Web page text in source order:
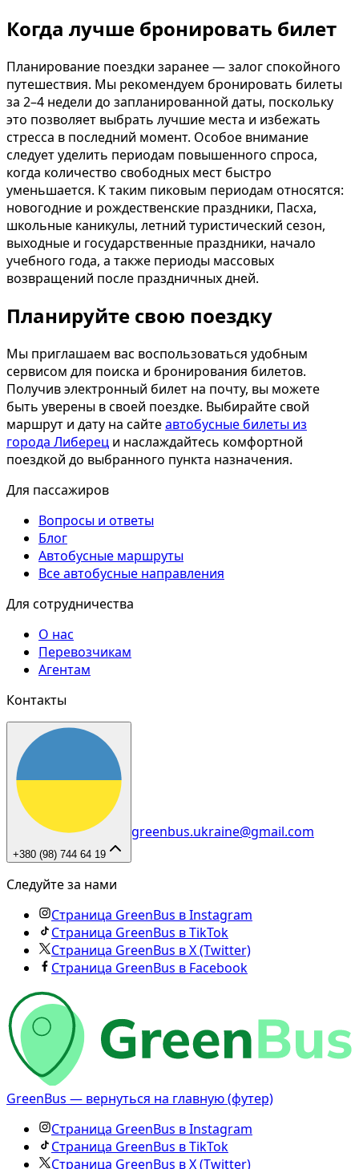
Когда лучше бронировать билет
Планирование поездки заранее — залог спокойного
путешествия. Мы рекомендуем бронировать билеты
за 2–4 недели до запланированной даты, поскольку
это позволяет выбрать лучшие места и избежать
стресса в последний момент. Особое внимание
следует уделить периодам повышенного спроса,
когда количество свободных мест быстро
уменьшается. К таким пиковым периодам относятся:
новогодние и рождественские праздники, Пасха,
школьные каникулы, летний туристический сезон,
выходные и государственные праздники, начало
учебного года, а также периоды массовых
возвращений после праздничных дней.
Планируйте свою поездку
Мы приглашаем вас воспользоваться удобным
сервисом для поиска и бронирования билетов.
Получив электронный билет на почту, вы можете
быть уверены в своей поездке. Выбирайте свой
маршрут и дату на сайтеавтобусные билеты из
города Либерец и наслаждайтесь комфортной
поездкой до выбранного пункта назначения.
Для пассажиров
Вопросы и ответы
Блог
Автобусные маршруты
Все автобусные направления
Для сотрудничества
О нас
Перевозчикам
Агентам
Контакты
+380 (98) 744 64 19
greenbus.ukraine@gmail.com
Следуйте за нами
Страница GreenBus в Instagram
Страница GreenBus в TikTok
Страница GreenBus в X (Twitter)
Страница GreenBus в Facebook
GreenBus — вернуться на главную (футер)
Страница GreenBus в Instagram
Страница GreenBus в TikTok
Страница GreenBus в X (Twitter)